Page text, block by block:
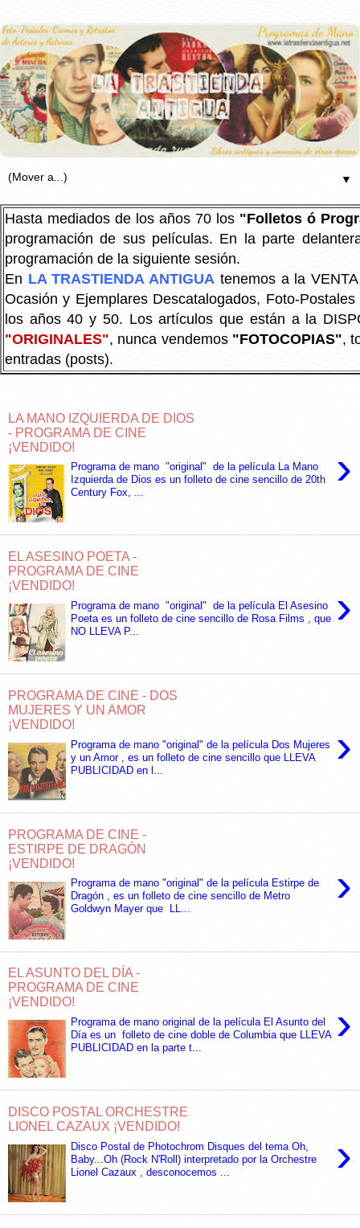
▼
Hasta mediados de los años 70 los "Folletos ó
programación de sus películas. En la parte
programación de la siguiente sesión.
En LA TRASTIENDA ANTIGUA tenemos a la
Ocasión y Ejemplares Descatalogados, Foto-
los años 40 y 50. Los artículos que están a la
"ORIGINALES", nunca vendemos "FOTOCOPIAS",
entradas (posts).
LA MANO IZQUIERDA DE DIOS
- PROGRAMA DE CINE
¡VENDIDO!
›
Programa de mano "original" de la película La Mano
Izquierda de Dios es un folleto de cine sencillo de 20th
Century Fox, ...
EL ASESINO POETA -
PROGRAMA DE CINE
¡VENDIDO!
›
Programa de mano "original" de la película El Asesino
Poeta es un folleto de cine sencillo de Rosa Films , que
NO LLEVA P...
PROGRAMA DE CINE - DOS
MUJERES Y UN AMOR
¡VENDIDO!
›
Programa de mano "original" de la película Dos Mujeres
y un Amor , es un folleto de cine sencillo que LLEVA
PUBLICIDAD en l...
PROGRAMA DE CINE -
ESTIRPE DE DRAGÓN
¡VENDIDO!
›
Programa de mano "original" de la película Estirpe de
Dragón , es un folleto de cine sencillo de Metro
Goldwyn Mayer que LL...
EL ASUNTO DEL DÍA -
PROGRAMA DE CINE
¡VENDIDO!
›
Programa de mano original de la película El Asunto del
Día es un folleto de cine doble de Columbia que LLEVA
PUBLICIDAD en la parte t...
DISCO POSTAL ORCHESTRE
LIONEL CAZAUX ¡VENDIDO!
›
Disco Postal de Photochrom Disques del tema Oh,
Baby...Oh (Rock N'Roll) interpretado por la Orchestre
Lionel Cazaux , desconocemos ...